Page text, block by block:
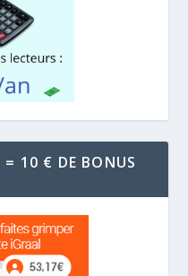
= 10 € DE BONUS